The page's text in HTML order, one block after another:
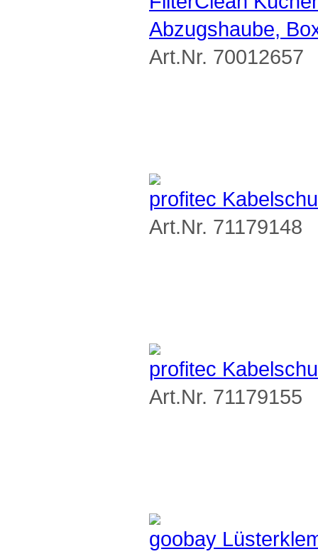
Abzugshaube,
Art.Nr. 70012657
profitec
Art.Nr. 71179148
profitec
Art.Nr. 71179155
goobay